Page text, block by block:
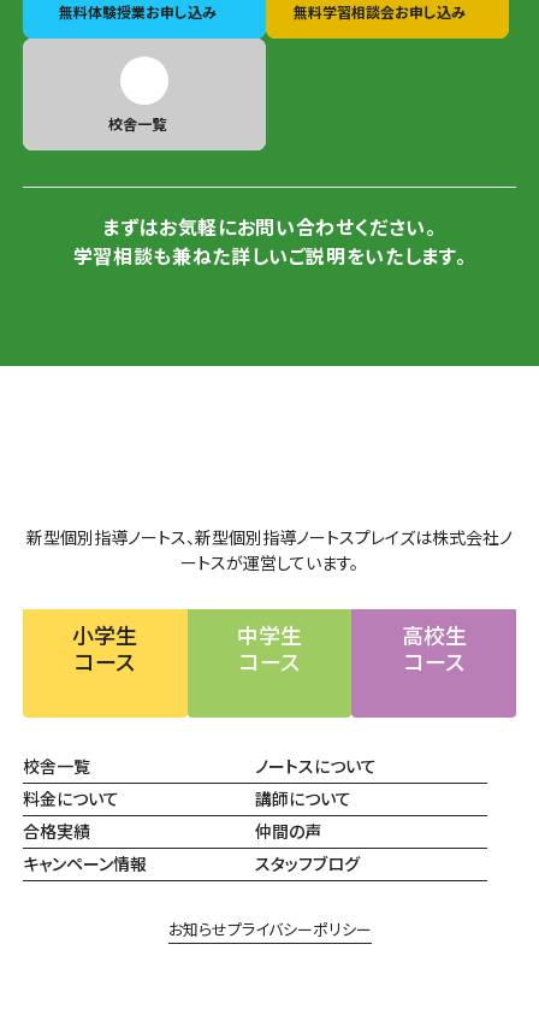
無料体験授業お申し込み 無料学習相談会お申し込み
校舎一覧
まずはお気軽にお問い合わせください。
学習相談も兼ねた詳しいご説明をいたします。
新型個別指導ノートス、新型個別指導ノートスプレイズは株式会社ノ
ートスが運営しています。
小学生
コース
中学生
コース
高校生
コース
校舎一覧
ノートスについて
料金について
講師について
合格実績
仲間の声
キャンペーン情報
スタッフブログ
お知らせプライバシーポリシー